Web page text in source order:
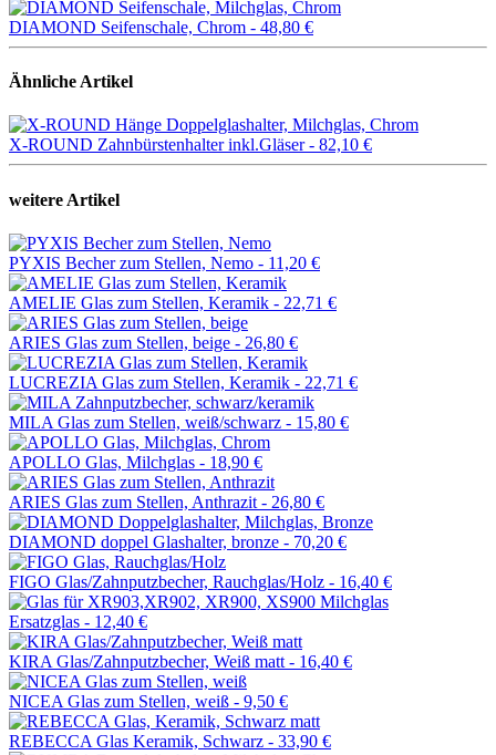
DIAMOND Seifenschale, Chrom - 48,80 €
Ähnliche Artikel
X-ROUND Zahnbürstenhalter inkl.Gläser - 82,10 €
weitere Artikel
PYXIS Becher zum Stellen, Nemo - 11,20 €
AMELIE Glas zum Stellen, Keramik - 22,71 €
ARIES Glas zum Stellen, beige - 26,80 €
LUCREZIA Glas zum Stellen, Keramik - 22,71 €
MILA Glas zum Stellen, weiß/schwarz - 15,80 €
APOLLO Glas, Milchglas - 18,90 €
ARIES Glas zum Stellen, Anthrazit - 26,80 €
DIAMOND doppel Glashalter, bronze - 70,20 €
FIGO Glas/Zahnputzbecher, Rauchglas/Holz - 16,40 €
Ersatzglas - 12,40 €
KIRA Glas/Zahnputzbecher, Weiß matt - 16,40 €
NICEA Glas zum Stellen, weiß - 9,50 €
REBECCA Glas Keramik, Schwarz - 33,90 €